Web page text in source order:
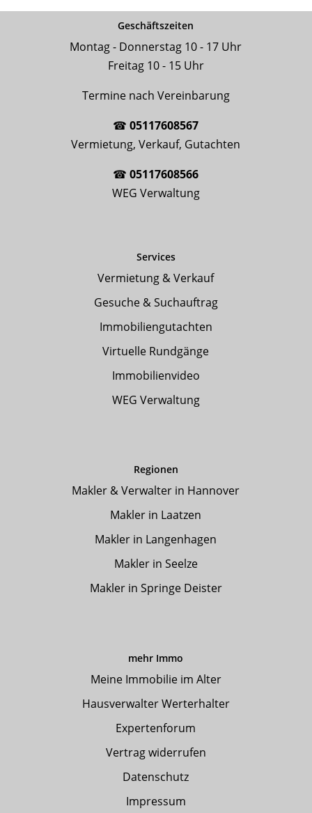
Geschäftszeiten
Montag - Donnerstag 10 - 17 Uhr
Freitag 10 - 15 Uhr
Termine nach Vereinbarung
☎05117608567
Vermietung, Verkauf, Gutachten
☎05117608566
WEG Verwaltung
Services
Vermietung & Verkauf
Gesuche & Suchauftrag
Immobiliengutachten
Virtuelle Rundgänge
Immobilienvideo
WEG Verwaltung
Regionen
Makler & Verwalter in Hannover
Makler in Laatzen
Makler in Langenhagen
Makler in Seelze
Makler in Springe Deister
mehr Immo
Meine Immobilie im Alter
Hausverwalter Werterhalter
Expertenforum
Vertrag widerrufen
Datenschutz
Impressum